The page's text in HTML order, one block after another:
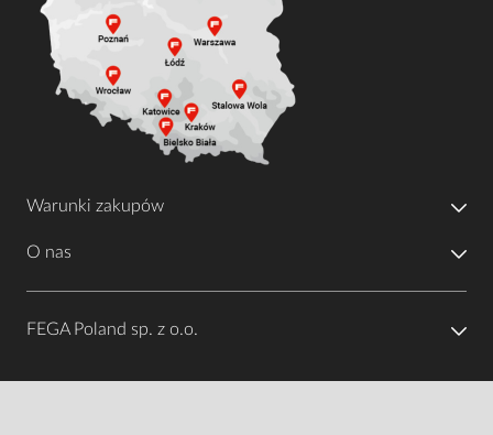
Warunki zakupów
O nas
FEGA Poland sp. z o.o.